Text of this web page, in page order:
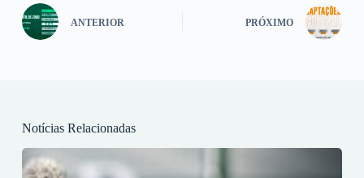
ANTERIOR PRÓXIMO
Notícias Relacionadas